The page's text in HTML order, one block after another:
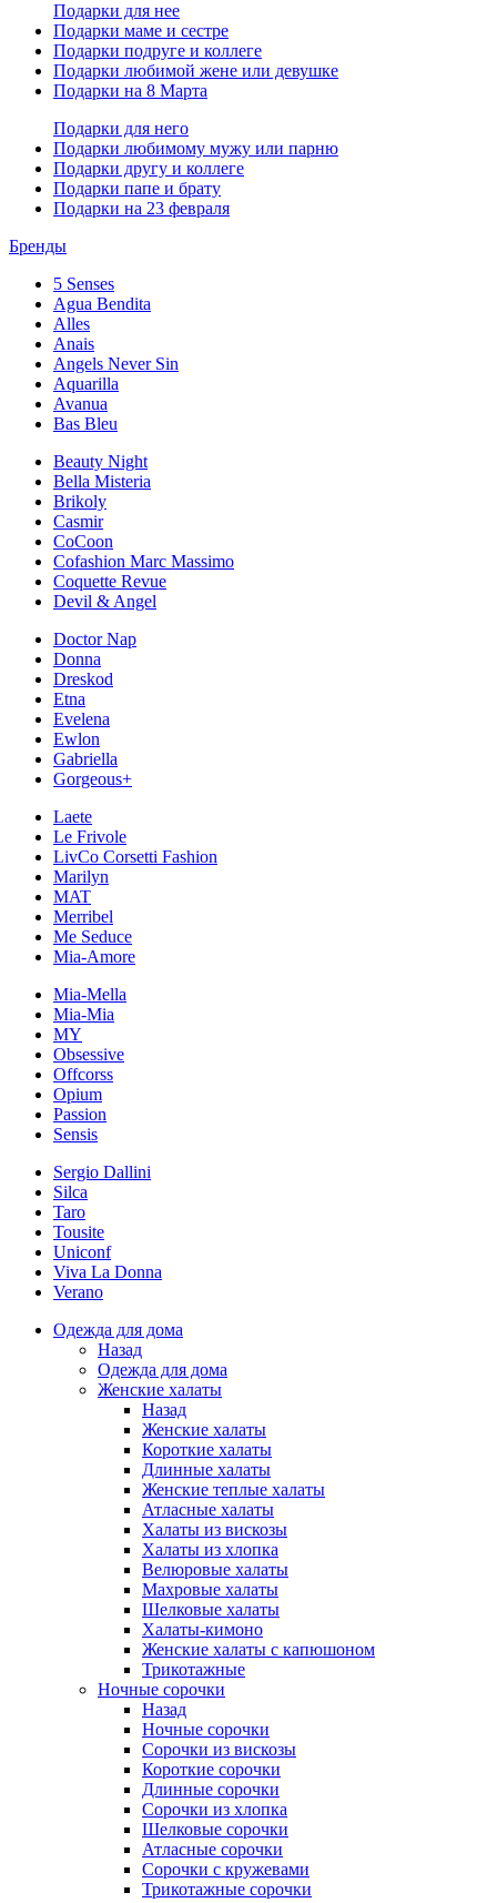
Подарки для нее
Подарки маме и сестре
Подарки подруге и коллеге
Подарки любимой жене или девушке
Подарки на 8 Марта
Подарки для него
Подарки любимому мужу или парню
Подарки другу и коллеге
Подарки папе и брату
Подарки на 23 февраля
Бренды
5 Senses
Agua Bendita
Alles
Anais
Angels Never Sin
Aquarilla
Avanua
Bas Bleu
Beauty Night
Bella Misteria
Brikoly
Casmir
CoCoon
Cofashion Marc Massimo
Coquette Revue
Devil & Angel
Doctor Nap
Donna
Dreskod
Etna
Evelena
Ewlon
Gabriella
Gorgeous+
Laete
Le Frivole
LivCo Corsetti Fashion
Marilyn
MAT
Merribel
Me Seduce
Mia-Amore
Mia-Mella
Mia-Mia
MY
Obsessive
Offcorss
Opium
Passion
Sensis
Sergio Dallini
Silca
Taro
Tousite
Uniconf
Viva La Donna
Verano
Одежда для дома
Назад
Одежда для дома
Женские халаты
Назад
Женские халаты
Короткие халаты
Длинные халаты
Женские теплые халаты
Атласные халаты
Халаты из вискозы
Халаты из хлопка
Велюровые халаты
Махровые халаты
Шелковые халаты
Халаты-кимоно
Женские халаты с капюшоном
Трикотажные
Ночные сорочки
Назад
Ночные сорочки
Сорочки из вискозы
Короткие сорочки
Длинные сорочки
Сорочки из хлопка
Шелковые сорочки
Атласные сорочки
Сорочки с кружевами
Трикотажные сорочки